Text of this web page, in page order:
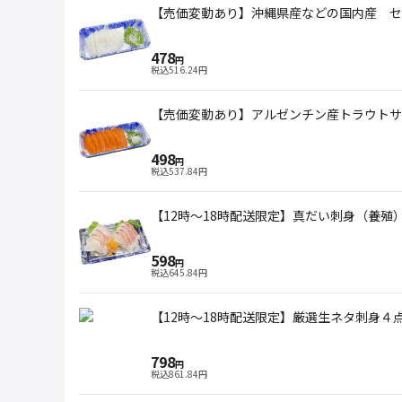
【売価変動あり】沖縄県産などの国内産
478円
税込516.24円
【売価変動あり】アルゼンチン産トラウ
498円
税込537.84円
【12時～18時配送限定】真だい刺身（養
598円
税込645.84円
【12時～18時配送限定】厳選生ネタ刺身
798円
税込861.84円